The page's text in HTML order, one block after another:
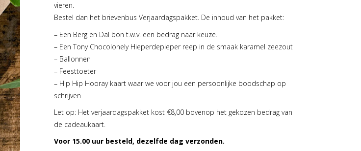
vieren.
Bestel dan het brievenbus Verjaardagspakket. De inhoud van het pakket:
– Een Berg en Dal bon t.w.v. een bedrag naar keuze.
– Een Tony Chocolonely Hieperdepieper reep in de smaak karamel zeezout
– Ballonnen
– Feesttoeter
– Hip Hip Hooray kaart waar we voor jou een persoonlijke boodschap op
schrijven
Let op: Het verjaardagspakket kost €8,00 bovenop het gekozen bedrag van
de cadeaukaart.
Voor 15.00 uur besteld, dezelfde dag verzonden.